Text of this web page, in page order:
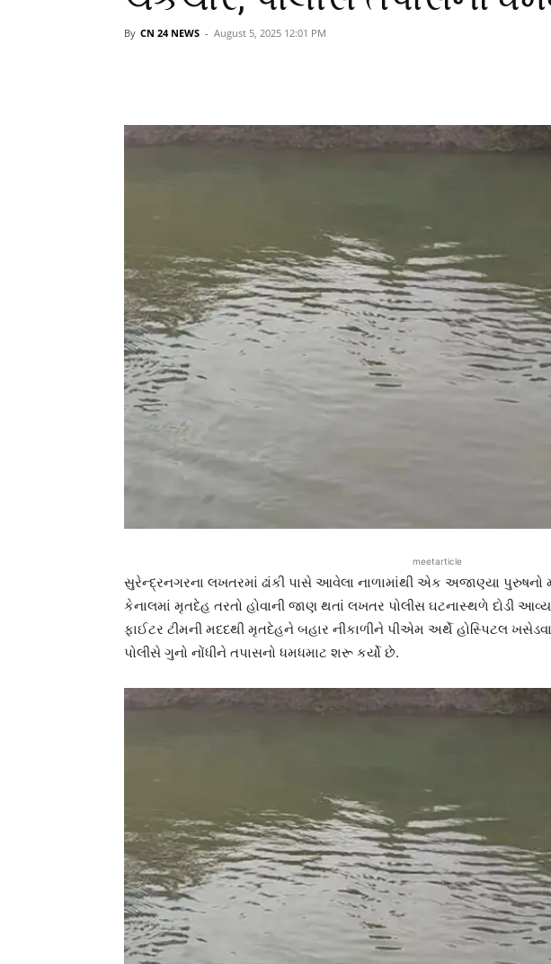
By CN 24 NEWS - August 5, 2025 12:01 PM
meetarticle
સુરેન્દ્રનગરના લખતરમાં ઢાંકી પાસે આવેલા નાળામાંથી એક અજાણ્યા
કેનાલમાં મૃતદેહ તરતો હોવાની જાણ થતાં લખતર પોલીસ ઘટનાસ્થળે દોડી
ફાઈટર ટીમની મદદથી મૃતદેહને બહાર નીકાળીને પીએમ અર્થે હોસ્પિટલ
પોલીસે ગુનો નોંધીને તપાસનો ધમધમાટ શરૂ કર્યો છે.